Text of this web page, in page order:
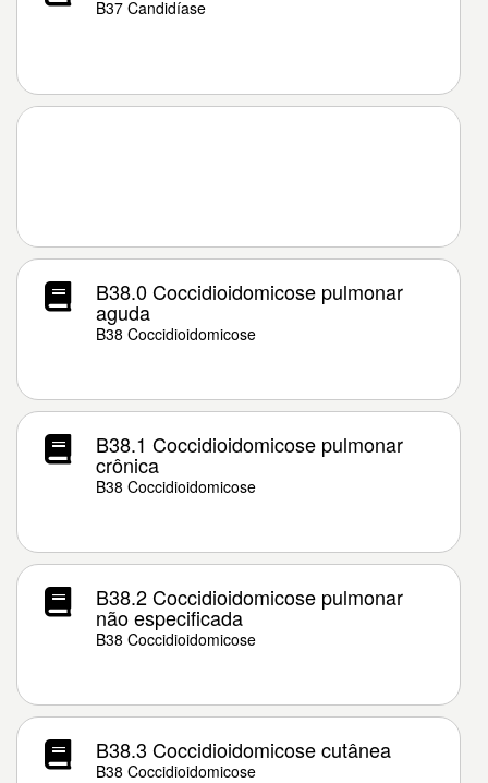
B37 Candidíase
B38.0 Coccidioidomicose pulmonar
aguda
B38 Coccidioidomicose
B38.1 Coccidioidomicose pulmonar
crônica
B38 Coccidioidomicose
B38.2 Coccidioidomicose pulmonar
não especificada
B38 Coccidioidomicose
B38.3 Coccidioidomicose cutânea
B38 Coccidioidomicose